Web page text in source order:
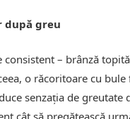
după greu
consistent – brânză
o răcoritoare cu
senzația de